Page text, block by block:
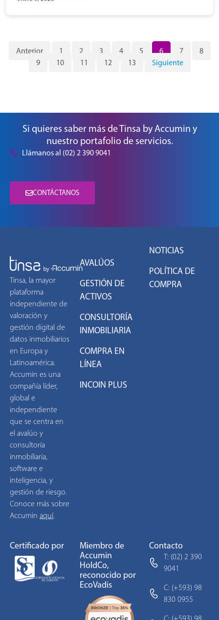
Anterior 1 2 3 4 5 6 7
8
9
10 11 12 13 Siguiente
Si quieres saber más de Tinsa by Accumin y
nuestro portafolio de servicios.
Llámanos al (02) 2 390 9041
CONTÁCTANOS
Tinsa, la mayor
plataforma
independiente de
valoración y
gestión digital de
datos inmobiliarios
en Europa y
Latinoamérica.
Accumin es una
compañía líder,
global e
independiente
que se centra en
el avalúo y
consultoría
inmobiliaria,
software e
inteligencia, y
gestión de riesgo.
Conoce más sobre
Accumin aquí.
AVALÚOS
GESTIÓN DE
ACTIVOS
CONSULTORÍA
INMOBILIARIA
COMPRA EN
LÍNEA
INCOIN PLUS
NOTICIAS
POLÍTICA DE
COMPRA
Certificado por
Miembro de
Accumin
HoldCo,
reconocido por
EcoVadis
Contacto
T: (02) 2 390
9041
C: (+593) 98
830 0955